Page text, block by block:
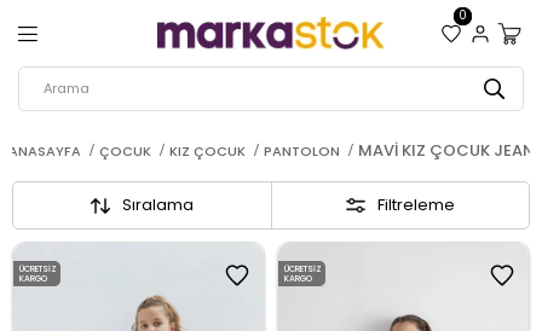
0
ANASAYFA ÇOCUK KIZ ÇOCUK PANTOLON MAVI KIZ ÇOCUK JEAN
Filtreleme
Sıralama
ÜCRETSIZ
KARGO
ÜCRETSIZ
KARGO